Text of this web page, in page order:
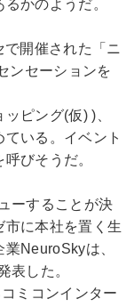
かのようだ。
で開催された「ニ
ンセーションを
ピング(仮) )、
いる。イベント
びそうだ。
ーすることが決
市に本社を置く生
NeuroSkyは、
表した。
ミコンインター